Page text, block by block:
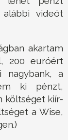
videót
akartam
200 euróért
nagybank, a
ki pénzt,
költséget kiír-
a Wise,